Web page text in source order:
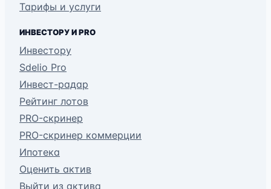
Тарифы и услуги
ИНВЕСТОРУ И PRO
Инвестору
Sdelio Pro
Инвест-радар
Рейтинг лотов
PRO-скринер
PRO-скринер коммерции
Ипотека
Оценить актив
Выйти из актива